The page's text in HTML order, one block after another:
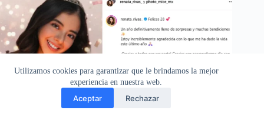
Utilizamos cookies para garantizar que le brindamos la mejor
experiencia en nuestra web.
Aceptar Rechazar